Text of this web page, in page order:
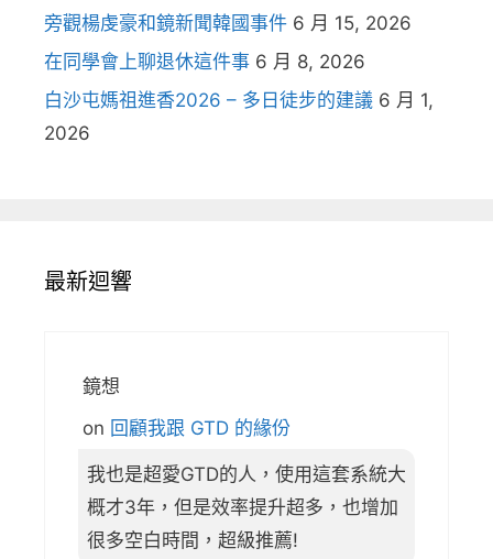
旁觀楊虔豪和鏡新聞韓國事件 6 月 15, 2026
在同學會上聊退休這件事 6 月 8, 2026
白沙屯媽祖進香2026 – 多日徒步的建議 6 月 1,
2026
最新迴響
鏡想
on 回顧我跟 GTD 的緣份
我也是超愛GTD的人，使用這套系統大
概才3年，但是效率提升超多，也增加
很多空白時間，超級推薦!